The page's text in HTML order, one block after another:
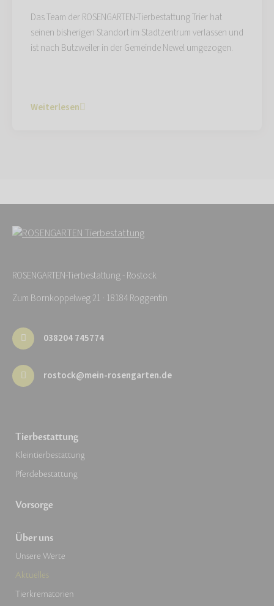
Das Team der ROSENGARTEN-Tierbestattung Trier hat
seinen bisherigen Standort im Stadtzentrum verlassen und
ist nach Butzweiler in der Gemeinde Newel umgezogen.
Weiterlesen
ROSENGARTEN-Tierbestattung - Rostock
Zum Bornkoppelweg 21 · 18184 Roggentin
038204 745774
rostock@mein-rosengarten.de
Tierbestattung
Kleintierbestattung
Pferdebestattung
Vorsorge
Über uns
Unsere Werte
Aktuelles
Tierkrematorien